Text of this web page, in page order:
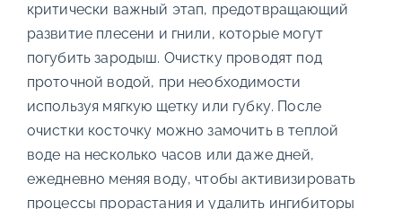
критически важный этап, предотвращающий
развитие плесени и гнили, которые могут
погубить зародыш. Очистку проводят под
проточной водой, при необходимости
используя мягкую щетку или губку. После
очистки косточку можно замочить в теплой
воде на несколько часов или даже дней,
ежедневно меняя воду, чтобы активизировать
процессы прорастания и удалить ингибиторы